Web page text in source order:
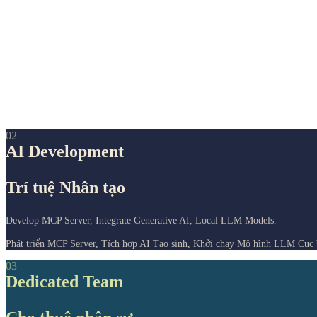
02
AI Development
Trí tuệ Nhân tạo
Develop MCP Server, Integrate Generative AI, Local LLM Models.
Phát triển MCP Server, Tích hợp AI Tạo sinh, Khởi chạy Mô hình LLM Cục
03
Dedicated Team